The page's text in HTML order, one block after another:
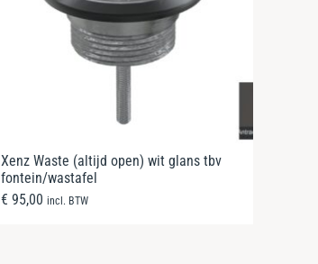
Xenz Waste (altijd open) wit glans tbv
fontein/wastafel
€ 95,00 incl. BTW